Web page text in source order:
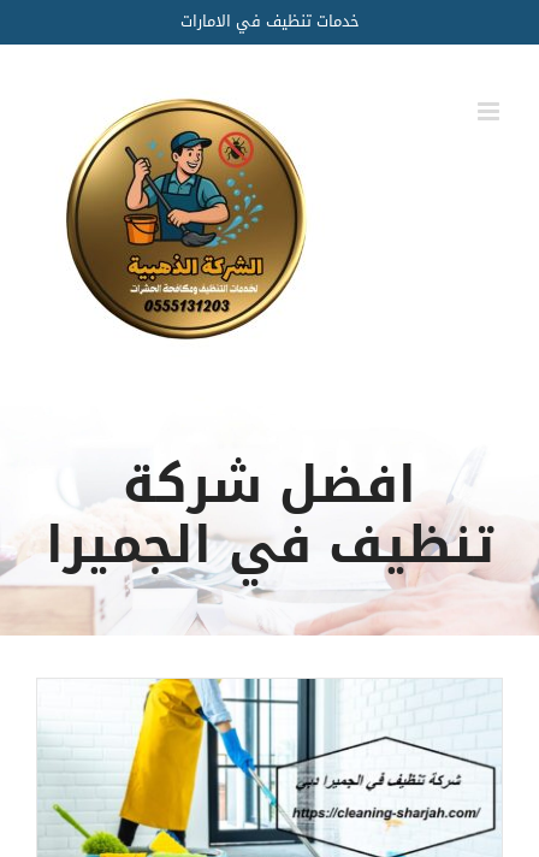
to
content
خدمات تنظيف في الامارات
افضل شركة
تنظيف في الجميرا